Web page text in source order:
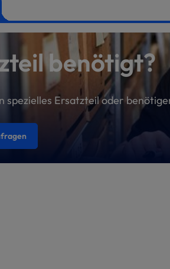
benötigt?
spezielles Ersatzteil oder